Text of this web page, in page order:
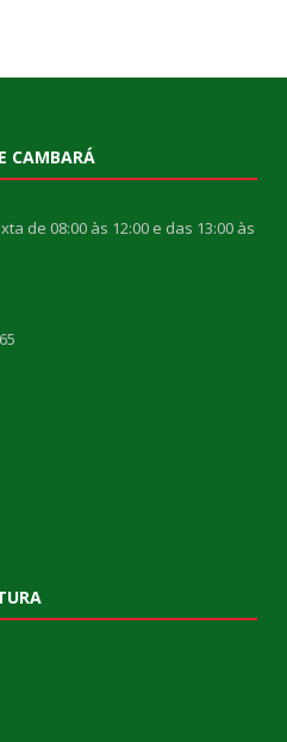
CAMBARÁ
de 08:00 às 12:00 e das 13:00 às